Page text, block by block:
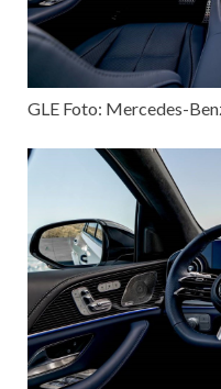
GLE Foto: Mercedes-